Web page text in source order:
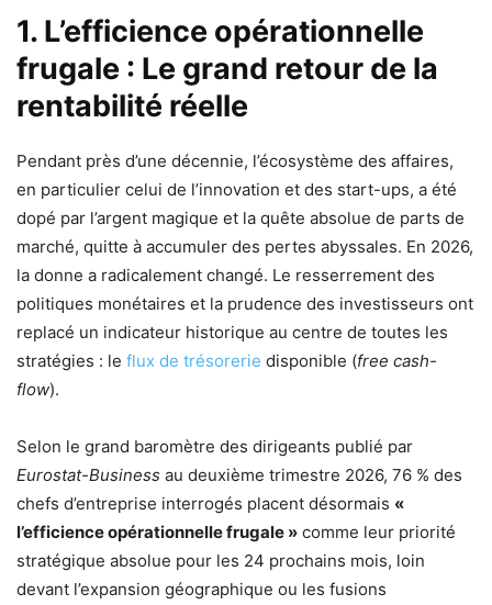
1. L’efficience opérationnelle
frugale : Le grand retour de la
rentabilité réelle
Pendant près d’une décennie, l’écosystème des affaires,
en particulier celui de l’innovation et des start-ups, a été
dopé par l’argent magique et la quête absolue de parts de
marché, quitte à accumuler des pertes abyssales. En 2026,
la donne a radicalement changé. Le resserrement des
politiques monétaires et la prudence des investisseurs ont
replacé un indicateur historique au centre de toutes les
stratégies : le flux de trésorerie disponible (free cash-
flow).
Selon le grand baromètre des dirigeants publié par
Eurostat-Business au deuxième trimestre 2026, 76 % des
chefs d’entreprise interrogés placent désormais «
l’efficience opérationnelle frugale » comme leur priorité
stratégique absolue pour les 24 prochains mois, loin
devant l’expansion géographique ou les fusions